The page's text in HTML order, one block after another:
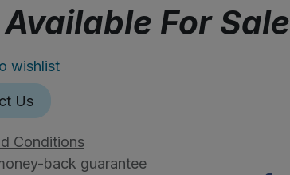
For Sale
wishlist
Us
Conditions
back guarantee